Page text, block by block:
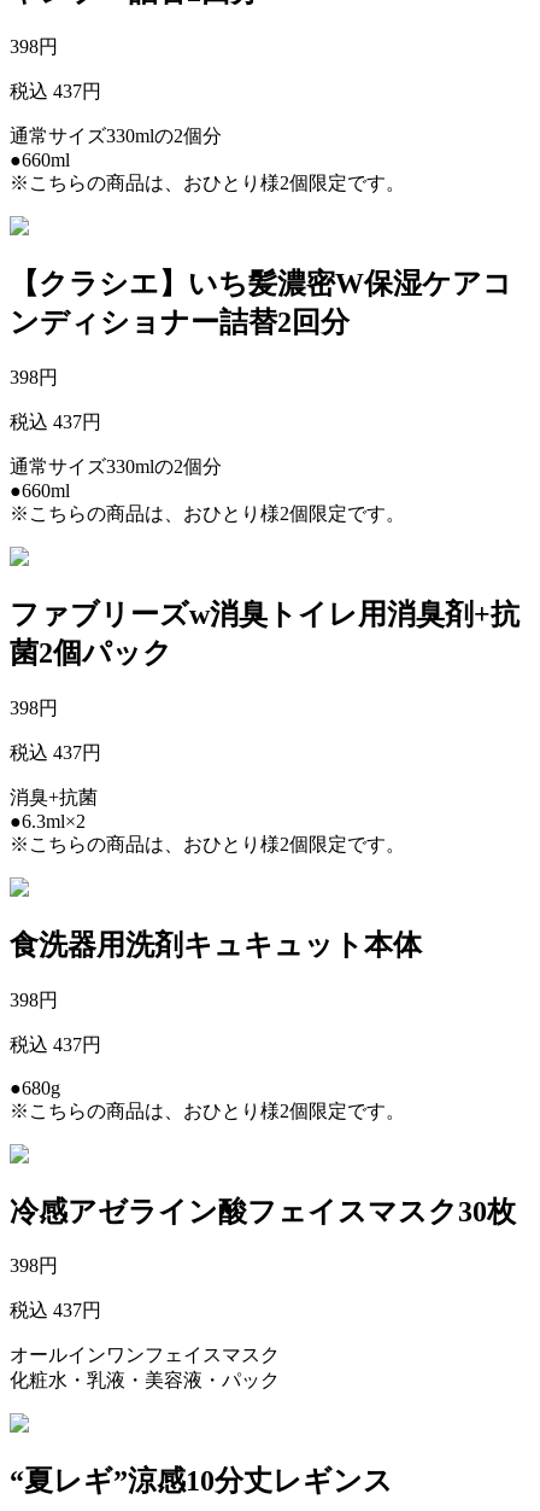
398円
税込 437円
通常サイズ330mlの2個分
●660ml
※こちらの商品は、おひとり様2個限定です。
【クラシエ】いち髪濃密W保湿ケアコ
ンディショナー詰替2回分
398円
税込 437円
通常サイズ330mlの2個分
●660ml
※こちらの商品は、おひとり様2個限定です。
ファブリーズw消臭トイレ用消臭剤+抗
菌2個パック
398円
税込 437円
消臭+抗菌
●6.3ml×2
※こちらの商品は、おひとり様2個限定です。
食洗器用洗剤キュキュット本体
398円
税込 437円
●680g
※こちらの商品は、おひとり様2個限定です。
冷感アゼライン酸フェイスマスク30枚
398円
税込 437円
オールインワンフェイスマスク
化粧水・乳液・美容液・パック
“夏レギ”涼感10分丈レギンス